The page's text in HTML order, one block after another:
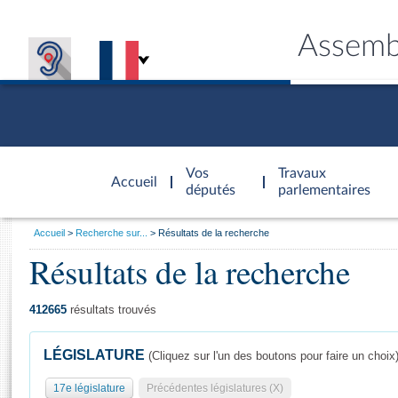
Accueil
d'accueil
Vos
députés
Travaux
parlementaires
Général
Vous
Accueil Recherche sur... Résultats de la recherche
Résultats de la recherche
412665 résultats trouvés
LÉGISLATURE (Cliquez sur l'un des boutons pour faire un choix)
17e législature Précédentes législatures (X)